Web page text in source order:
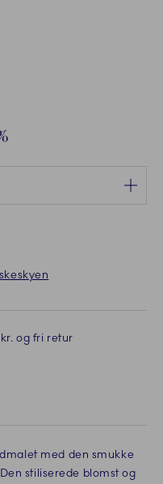
og fri retur
med den smukke
stiliserede blomst og